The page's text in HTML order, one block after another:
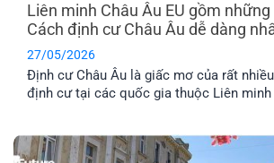
Liên minh Châu Âu EU gồm
Cách định cư Châu Âu dễ dàng
27/05/2026
Định cư Châu Âu là giấc mơ của rất
định cư tại các quốc gia thuộc Liên minh
trình định cư Châu Âu dễ dàng nhất hiện